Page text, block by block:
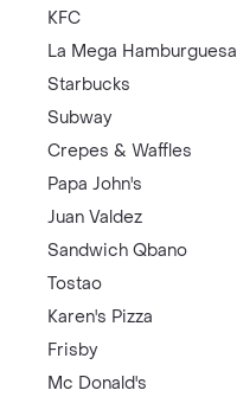
KFC
La Mega Hamburguesa
Starbucks
Subway
Crepes & Waffles
Papa John's
Juan Valdez
Sandwich Qbano
Tostao
Karen's Pizza
Frisby
Mc Donald's